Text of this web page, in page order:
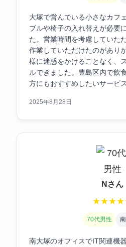
大塚で営んでいる小さなカフ
ブルや椅子の入れ替えが必要
た。営業時間を考慮していた
作業していただけたのがあり
様に迷惑をかけることなく、
ルできました。豊島区内で飲
方にもおすすめしたいサービス
2025年8月28日
Nさん
★★★★
70代男性
南大塚のオフィスでIT関連機